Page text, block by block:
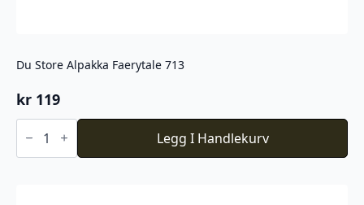
Du Store Alpakka Faerytale 713
kr 119
Du
Store
Faerytale
Legg I Handlekurv